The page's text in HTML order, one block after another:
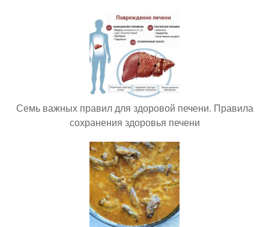
Семь важных правил для здоровой печени. Правила
сохранения здоровья печени